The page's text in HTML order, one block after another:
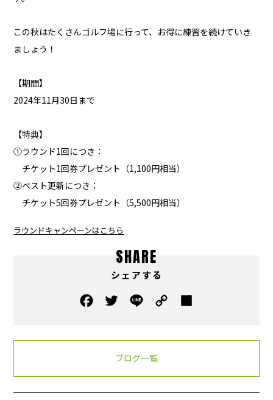
この秋はたくさんゴルフ場に行って、お得に練習を続けていき
ましょう！
【期間】
2024年11月30日まで
【特典】
①ラウンド1回につき：
チケット1回券プレゼント（1,100円相当）
②ベスト更新につき：
チケット5回券プレゼント（5,500円相当）
ラウンドキャンペーンはこちら
SHARE
シェアする
ブログ一覧